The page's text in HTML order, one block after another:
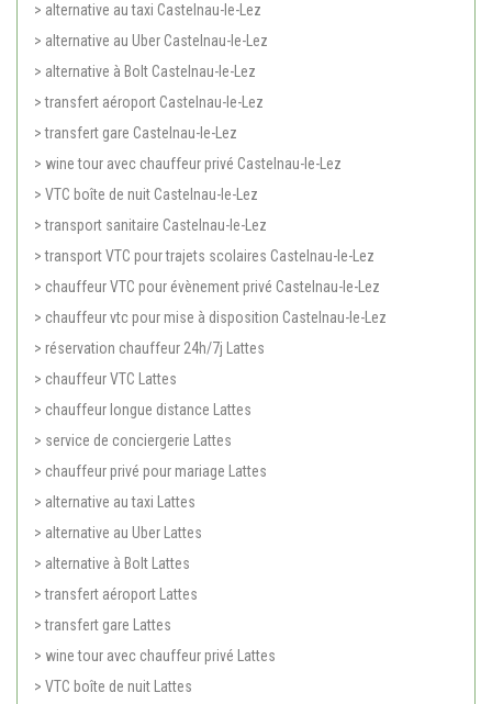
> alternative au taxi Castelnau-le-Lez
> alternative au Uber Castelnau-le-Lez
> alternative à Bolt Castelnau-le-Lez
> transfert aéroport Castelnau-le-Lez
> transfert gare Castelnau-le-Lez
> wine tour avec chauffeur privé Castelnau-le-Lez
> VTC boîte de nuit Castelnau-le-Lez
> transport sanitaire Castelnau-le-Lez
> transport VTC pour trajets scolaires Castelnau-le-Lez
> chauffeur VTC pour évènement privé Castelnau-le-Lez
> chauffeur vtc pour mise à disposition Castelnau-le-Lez
> réservation chauffeur 24h/7j Lattes
> chauffeur VTC Lattes
> chauffeur longue distance Lattes
> service de conciergerie Lattes
> chauffeur privé pour mariage Lattes
> alternative au taxi Lattes
> alternative au Uber Lattes
> alternative à Bolt Lattes
> transfert aéroport Lattes
> transfert gare Lattes
> wine tour avec chauffeur privé Lattes
> VTC boîte de nuit Lattes